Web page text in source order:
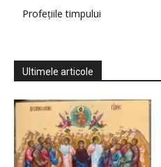
Profețiile timpului
Ultimele articole